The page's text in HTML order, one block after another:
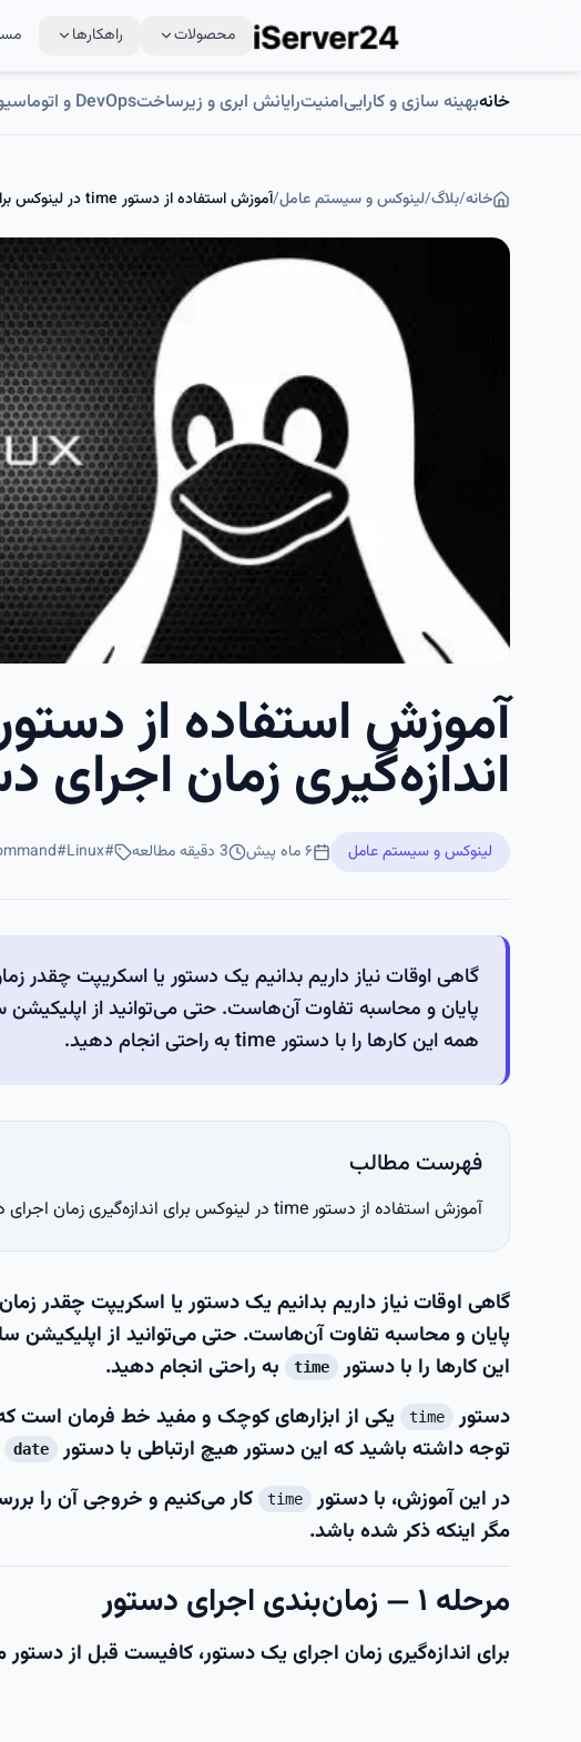
محصولات راهکارها
خانهبهینه سازی و کاراییامنیترایانش ابری و زیرساختDevOps و اتوماسیون
خانه/بلاگ/لینوکس و سیستم عامل/
اندازه‌گیری زمان اجرای
لینوکس و سیستم عامل ۶ ماه پیش 3 دقیقه مطالعه #
Linux
#
گاهی اوقات نیاز داریم بدانیم یک دستور یا اسکریپت چقدر
پایان و محاسبه تفاوت آن‌هاست. حتی می‌توانید از اپلیکیشن
همه این کارها را با دستور time به راحتی انجام دهید.
فهرست مطالب
آموزش استفاده از دستور time در لینوکس برای اندازه‌گیری زمان اجرای دستورات
گاهی اوقات نیاز داریم بدانیم یک دستور یا اسکریپت چقدر
پایان و محاسبه تفاوت آن‌هاست. حتی می‌توانید از اپلیکیشن
این کارها را با دستور
time
به راحتی انجام دهید.
دستور
time
یکی از ابزارهای کوچک و مفید خط فرمان است که
توجه داشته باشید که این دستور هیچ ارتباطی با دستور
date
در این آموزش، با دستور
time
مگر اینکه ذکر شده باشد.
مرحله ۱ — زمان‌بندی اجرای دستور
برای اندازه‌گیری زمان اجرای یک دستور، کافیست قبل از دستور